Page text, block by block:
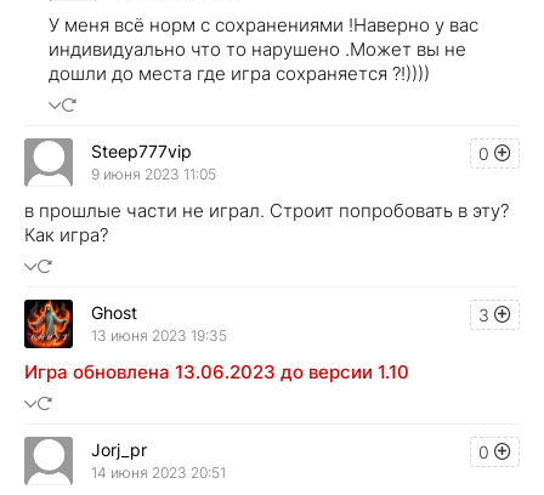
У меня всё норм с сохранениями !Наверно у вас
индивидуально что то нарушено .Может вы не
дошли до места где игра сохраняется ?!))))
0
Steep777vip
9 июня 2023 11:05
в прошлые части не играл. Строит попробовать в эту?
Как игра?
3
Ghost
13 июня 2023 19:35
Игра обновлена 13.06.2023 до версии 1.10
0
Jorj_pr
14 июня 2023 20:51